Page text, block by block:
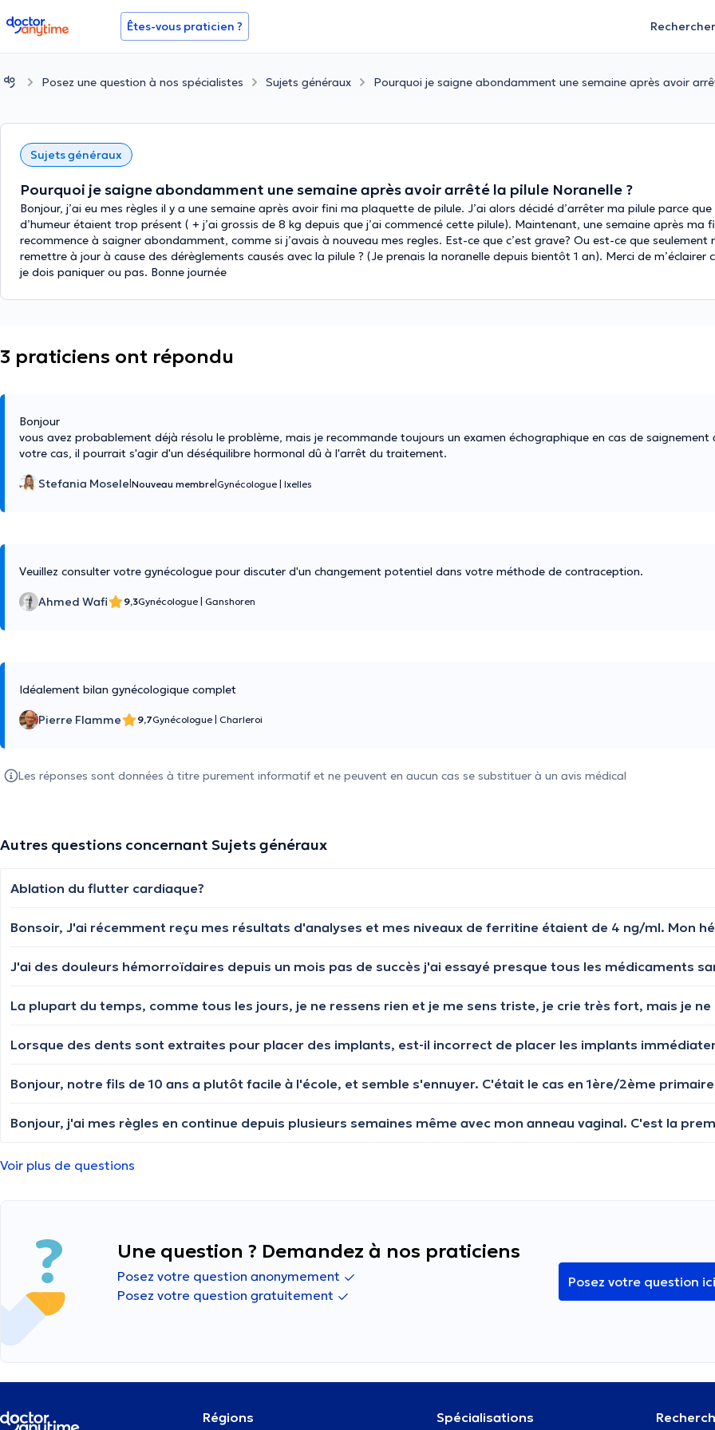
doctoranytime Êtes-vous praticien ? Rechercher
Posez une question à nos spécialistes Sujets généraux Pourquoi je saigne abondamment une semaine après avoir
Sujets généraux
Pourquoi je saigne abondamment une semaine après avoir arrêté la pilule Noranelle ?
Bonjour, j’ai eu mes règles il y a une semaine après avoir fini ma plaquette de pilule. J’ai alors décidé d’arrêter ma pilule parce
d’humeur étaient trop présent ( + j’ai grossis de 8 kg depuis que j’ai commencé cette pilule). Maintenant, une semaine après ma
recommence à saigner abondamment, comme si j’avais à nouveau mes regles. Est-ce que c’est grave? Ou est-ce que seulement
remettre à jour à cause des dérèglements causés avec la pilule ? (Je prenais la noranelle depuis bientôt 1 an). Merci de m’éclairer
je dois paniquer ou pas. Bonne journée
3 praticiens ont répondu
Bonjour
vous avez probablement déjà résolu le problème, mais je recommande toujours un examen échographique en cas de saignement
votre cas, il pourrait s'agir d'un déséquilibre hormonal dû à l'arrêt du traitement.
Stefania Mosele Nouveau membre Gynécologue Ixelles
Veuillez consulter votre gynécologue pour discuter d'un changement potentiel dans votre méthode de contraception.
Ahmed Wafi 9,3Gynécologue Ganshoren
Idéalement bilan gynécologique complet
Pierre Flamme 9,7Gynécologue Charleroi
Les réponses sont données à titre purement informatif et ne peuvent en aucun cas se substituer à un avis médical
Autres questions concernant Sujets généraux
Ablation du flutter cardiaque?
Voir plus de questions
Une question ? Demandez à nos praticiens
Posez votre question anonymement
Posez votre question gratuitement
Posez votre question ici
Régions Spécialisations